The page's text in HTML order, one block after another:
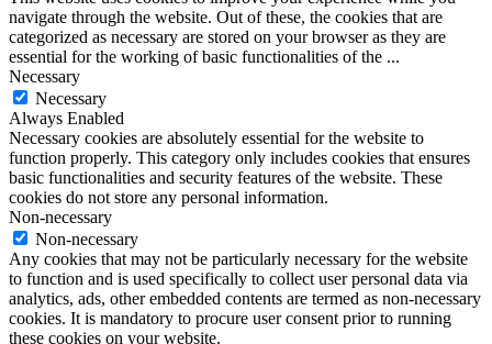
navigate through the website. Out of these, the cookies that are
categorized as necessary are stored on your browser as they are
essential for the working of basic functionalities of the ...
Necessary
Necessary
Always Enabled
Necessary cookies are absolutely essential for the website to
function properly. This category only includes cookies that ensures
basic functionalities and security features of the website. These
cookies do not store any personal information.
Non-necessary
Non-necessary
Any cookies that may not be particularly necessary for the website
to function and is used specifically to collect user personal data via
analytics, ads, other embedded contents are termed as non-necessary
cookies. It is mandatory to procure user consent prior to running
these cookies on your website.